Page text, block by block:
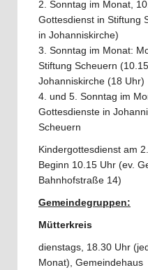
2. Sonntag im Monat,
Gottesdienst in Stiftung
in Johanniskirche)
3. Sonntag im Monat:
Stiftung Scheuern
Johanniskirche (18 Uhr)
4. und 5. Sonntag im
Gottesdienste in
Scheuern
Kindergottesdienst am
Beginn 10.15 Uhr (ev.
Bahnhofstraße 14)
Gemeindegruppen:
Mütterkreis
dienstags, 18.30 Uhr
Monat), Gemeindehaus